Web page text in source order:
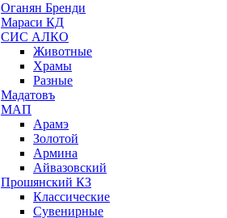
Оганян Бренди
Мараси КД
СИС АЛКО
Животные
Храмы
Разные
Мадатовъ
МАП
Арамэ
Золотой
Армина
Айвазовский
Прошянский КЗ
Классические
Сувенирные